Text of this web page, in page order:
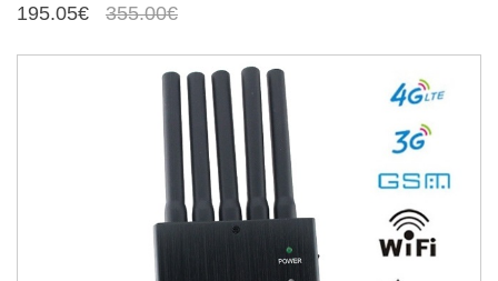
195.05€ 355.00€